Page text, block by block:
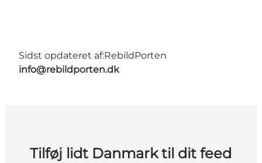
Sidst opdateret af:RebildPorten
info@rebildporten.dk
Tilføj lidt Danmark til dit feed